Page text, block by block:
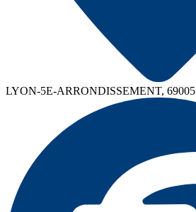
LYON-5E-ARRONDISSEMENT, 69005